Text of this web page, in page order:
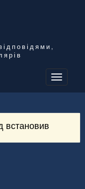
встановив